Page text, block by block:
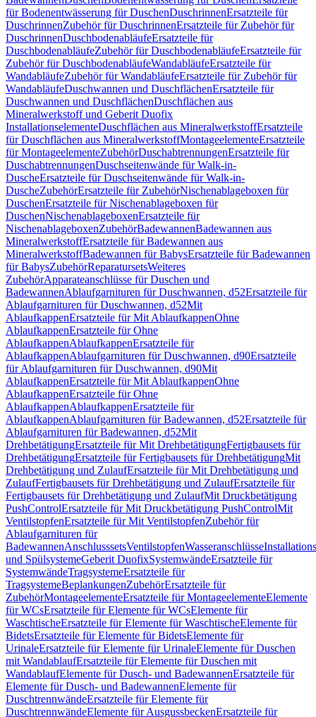
für Bodenentwässerung für DuschenDuschrinnenErsatzteile für
DuschrinnenZubehör für DuschrinnenErsatzteile für Zubehör für
DuschrinnenDuschbodenabläufeErsatzteile für
DuschbodenabläufeZubehör für DuschbodenabläufeErsatzteile für
Zubehör für DuschbodenabläufeWandabläufeErsatzteile für
WandabläufeZubehör für WandabläufeErsatzteile für Zubehör für
WandabläufeDuschwannen und DuschflächenErsatzteile für
Duschwannen und DuschflächenDuschflächen aus
Mineralwerkstoff und Geberit Duofix
InstallationselementeDuschflächen aus MineralwerkstoffErsatzteile
für Duschflächen aus MineralwerkstoffMontageelementeErsatzteile
für MontageelementeZubehörDuschabtrennungenErsatzteile für
DuschabtrennungenDuschseitenwände für Walk-in-
DuscheErsatzteile für Duschseitenwände für Walk-in-
DuscheZubehörErsatzteile für ZubehörNischenablageboxen für
DuschenErsatzteile für Nischenablageboxen für
DuschenNischenablageboxenErsatzteile für
NischenablageboxenZubehörBadewannenBadewannen aus
MineralwerkstoffErsatzteile für Badewannen aus
MineralwerkstoffBadewannen für BabysErsatzteile für Badewannen
für BabysZubehörReparatursetsWeiteres
ZubehörApparateanschlüsse für Duschen und
BadewannenAblaufgarnituren für Duschwannen, d52Ersatzteile für
Ablaufgarnituren für Duschwannen, d52Mit
AblaufkappenErsatzteile für Mit AblaufkappenOhne
AblaufkappenErsatzteile für Ohne
AblaufkappenAblaufkappenErsatzteile für
AblaufkappenAblaufgarnituren für Duschwannen, d90Ersatzteile
für Ablaufgarnituren für Duschwannen, d90Mit
AblaufkappenErsatzteile für Mit AblaufkappenOhne
AblaufkappenErsatzteile für Ohne
AblaufkappenAblaufkappenErsatzteile für
AblaufkappenAblaufgarnituren für Badewannen, d52Ersatzteile für
Ablaufgarnituren für Badewannen, d52Mit
DrehbetätigungErsatzteile für Mit DrehbetätigungFertigbausets für
DrehbetätigungErsatzteile für Fertigbausets für DrehbetätigungMit
Drehbetätigung und ZulaufErsatzteile für Mit Drehbetätigung und
ZulaufFertigbausets für Drehbetätigung und ZulaufErsatzteile für
Fertigbausets für Drehbetätigung und ZulaufMit Druckbetätigung
PushControlErsatzteile für Mit Druckbetätigung PushControlMit
VentilstopfenErsatzteile für Mit VentilstopfenZubehör für
Ablaufgarnituren für
BadewannenAnschlusssetsVentilstopfenWasseranschlüsse
und SpülsystemeGeberit DuofixSystemwändeErsatzteile für
SystemwändeTragsystemeErsatzteile für
TragsystemeBeplankungenZubehörErsatzteile für
ZubehörMontageelementeErsatzteile für MontageelementeElemente
für WCsErsatzteile für Elemente für WCsElemente für
WaschtischeErsatzteile für Elemente für WaschtischeElemente für
BidetsErsatzteile für Elemente für BidetsElemente für
UrinaleErsatzteile für Elemente für UrinaleElemente für Duschen
mit WandablaufErsatzteile für Elemente für Duschen mit
WandablaufElemente für Dusch- und BadewannenErsatzteile für
Elemente für Dusch- und BadewannenElemente für
DuschtrennwändeErsatzteile für Elemente für
DuschtrennwändeElemente für AusgussbeckenErsatzteile für